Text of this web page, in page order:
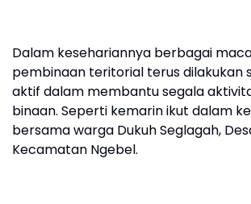
Dalam kesehariannya berbagai
pembinaan teritorial terus dilakukan
aktif dalam membantu segala
binaan. Seperti kemarin ikut dalam
bersama warga Dukuh Seglagah,
Kecamatan Ngebel.